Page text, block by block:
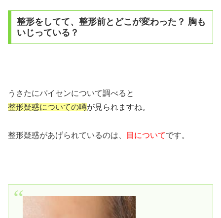
整形をしてて、整形前とどこが変わった？ 胸も
いじっている？
うさたにパイセンについて調べると
整形疑惑についての噂が見られますね。
整形疑惑があげられているのは、 目についてです。